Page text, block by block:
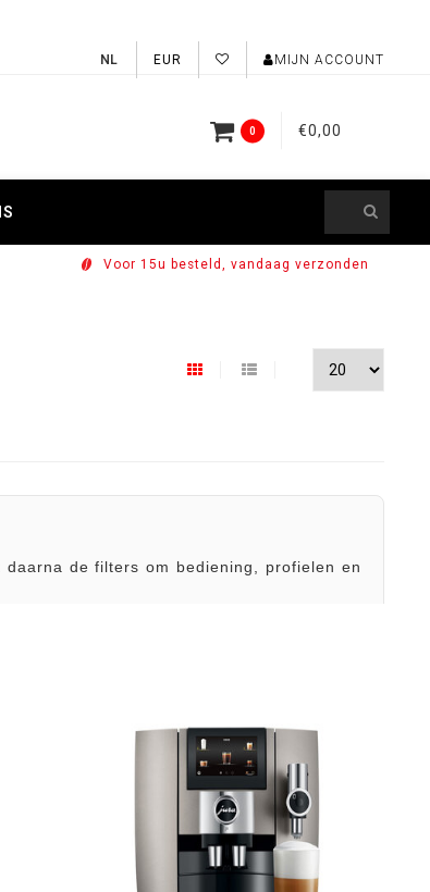
EUR MIJN ACCOUNT
0 €0,00
Voor 15u besteld, vandaag verzonden
de filters om bediening, profielen en